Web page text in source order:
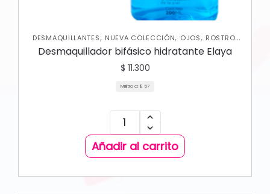
DESMAQUILLANTES, NUEVA COLECCIÓN, OJOS, ROSTRO,
SKIN CARE FACIAL
Desmaquillador bifásico hidratante Elaya
$ 11.300
Mililitro a: $ 57
Añadir al carrito